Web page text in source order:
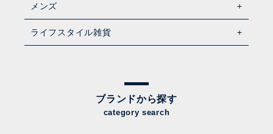
メンズ
ライフスタイル雑貨
ブランドから探す
category search